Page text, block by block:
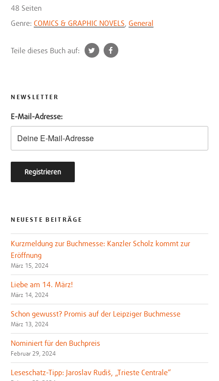
48 Seiten
Genre:COMICS & GRAPHIC NOVELS ,General
Teile dieses Buch auf:
t
NEWSLETTER
E-Mail-Adresse:
NEUESTE BEITRÄGE
Kurzmeldung zur Buchmesse: Kanzler Scholz kommt zur
Eröffnung
März 15, 2024
Liebe am 14. März!
März 14, 2024
Schon gewusst? Promis auf der Leipziger Buchmesse
März 13, 2024
Nominiert für den Buchpreis
Februar 29, 2024
Leseschatz-Tipp: Jaroslav Rudiš, „Trieste Centrale“